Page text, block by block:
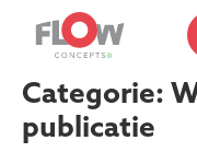
Categorie:
publicatie